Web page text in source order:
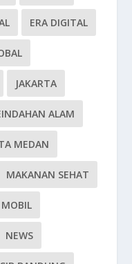
ERA DIGITAL
JAKARTA
ALAM
MEDAN
MAKANAN SEHAT
MOBIL
NEWS